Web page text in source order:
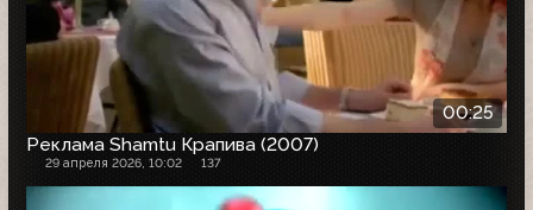
00:25
Реклама Shamtu Крапива (2007)
29 апреля 2026, 10:02 137